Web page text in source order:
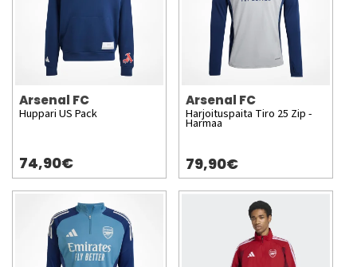
Arsenal FC
Huppari US Pack
74,90€
Arsenal FC
Harjoituspaita Tiro 25 Zip -
Harmaa
79,90€